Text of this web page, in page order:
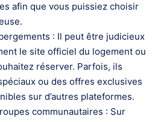
afin que vous puissiez choisir
: Il peut être judicieux
le site officiel du logement ou
réserver. Parfois, ils
ou des offres exclusives
sur d’autres plateformes.
communautaires : Sur